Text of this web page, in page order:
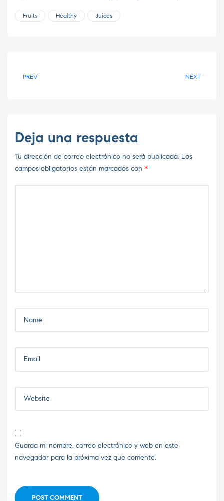
Fruits Healthy Juices
PREV NEXT
Deja una respuesta
Tu dirección de correo electrónico no será publicada. Los
campos obligatorios están marcados con *
Guarda mi nombre, correo electrónico y web en este
navegador para la próxima vez que comente.
POST COMMENT